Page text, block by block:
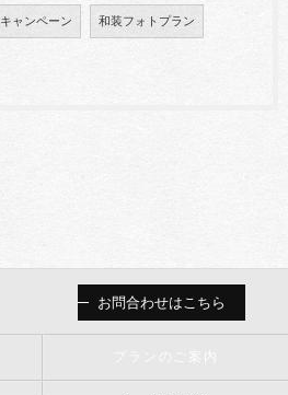
キャンペーン 和装フォトプラン
お問合わせはこちら